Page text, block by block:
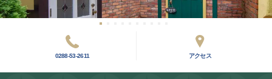
0288-53-2611 アクセス